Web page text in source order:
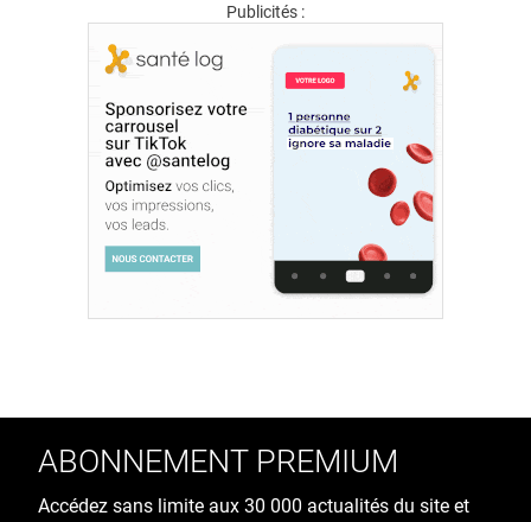
Publicités :
ABONNEMENT PREMIUM
Accédez sans limite aux 30 000 actualités du site et